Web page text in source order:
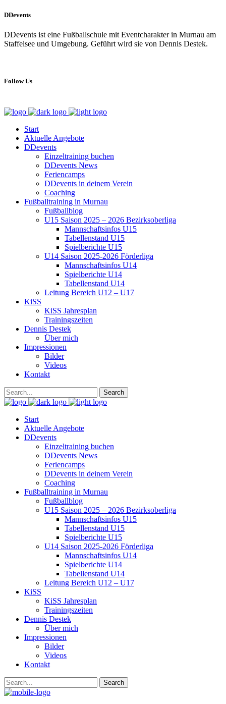
DDevents
DDevents ist eine Fußballschule mit Eventcharakter in Murnau am
Staffelsee und Umgebung. Geführt wird sie von Dennis Destek.
Follow Us
Start
Aktuelle Angebote
DDevents
Einzeltraining buchen
DDevents News
Feriencamps
DDevents in deinem Verein
Coaching
Fußballtraining in Murnau
Fußballblog
U15 Saison 2025 – 2026 Bezirksoberliga
Mannschaftsinfos U15
Tabellenstand U15
Spielberichte U15
U14 Saison 2025-2026 Förderliga
Mannschaftsinfos U14
Spielberichte U14
Tabellenstand U14
Leitung Bereich U12 – U17
KiSS
KiSS Jahresplan
Trainingszeiten
Dennis Destek
Über mich
Impressionen
Bilder
Videos
Kontakt
Start
Aktuelle Angebote
DDevents
Einzeltraining buchen
DDevents News
Feriencamps
DDevents in deinem Verein
Coaching
Fußballtraining in Murnau
Fußballblog
U15 Saison 2025 – 2026 Bezirksoberliga
Mannschaftsinfos U15
Tabellenstand U15
Spielberichte U15
U14 Saison 2025-2026 Förderliga
Mannschaftsinfos U14
Spielberichte U14
Tabellenstand U14
Leitung Bereich U12 – U17
KiSS
KiSS Jahresplan
Trainingszeiten
Dennis Destek
Über mich
Impressionen
Bilder
Videos
Kontakt